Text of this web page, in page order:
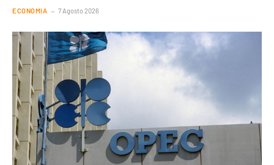
ECONOMIA 7 Agosto 2026